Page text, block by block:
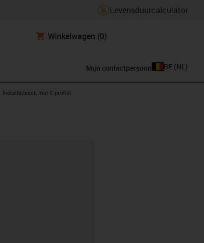
Levensduurcalculator
Winkelwagen (0)
Mijn contactpersoon BE (NL )
igus-icon-arrow-right
Installatieset, met C-profiel